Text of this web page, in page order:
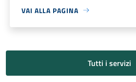
VAI ALLA PAGINA
Tutti i servizi